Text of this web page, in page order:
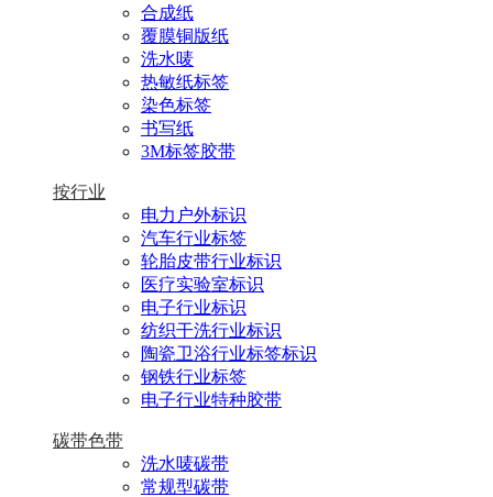
合成纸
覆膜铜版纸
洗水唛
热敏纸标签
染色标签
书写纸
3M标签胶带
按行业
电力户外标识
汽车行业标签
轮胎皮带行业标识
医疗实验室标识
电子行业标识
纺织干洗行业标识
陶瓷卫浴行业标签标识
钢铁行业标签
电子行业特种胶带
碳带色带
洗水唛碳带
常规型碳带